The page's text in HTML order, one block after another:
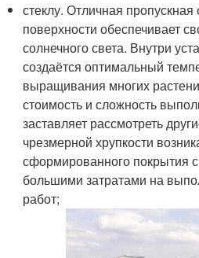
стеклу. Отличная пропускная
поверхности обеспечивает
солнечного света. Внутри
создаётся оптимальный
выращивания многих
стоимость и сложность
заставляет рассмотреть
чрезмерной хрупкости
сформированного покрытия
большими затратами на
работ;